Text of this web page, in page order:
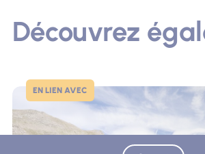
Découvrez
PhotoEN LIEN AVEC